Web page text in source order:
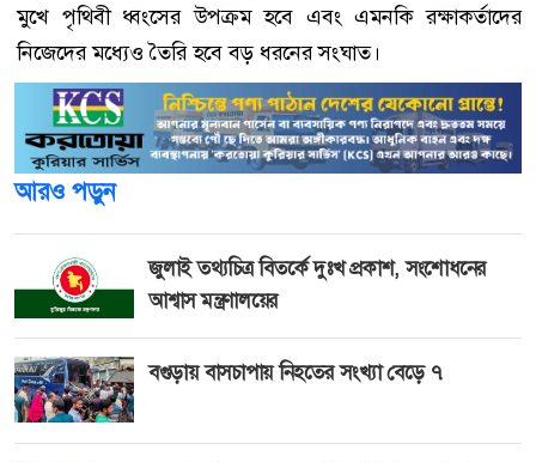
মুখে পৃথিবী ধ্বংসের উপক্রম হবে এবং এমনকি রক্ষাকর্তাদের
নিজেদের মধ্যেও তৈরি হবে বড় ধরনের সংঘাত।
আরও পড়ুন
জুলাই তথ্যচিত্র বিতর্কে দুঃখ প্রকাশ, সংশোধনের
আশ্বাস মন্ত্রণালয়ের
বগুড়ায় বাসচাপায় নিহতের সংখ্যা বেড়ে ৭